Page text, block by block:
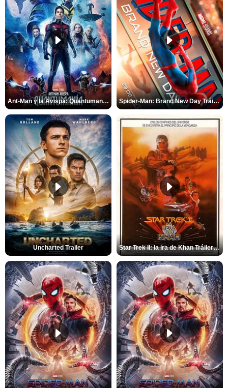
Ant-Man y la Avispa: Quantumanía Tráiler (2) Spider-Man: Brand New Day Tráiler (3)
Uncharted Trailer Star Trek II: la ira de Khan Tráiler VO